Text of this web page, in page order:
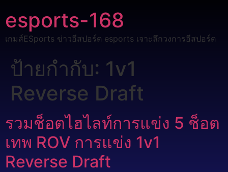
esports-168
เกมส์ESports ข่าวอีสปอร์ต esports เจาะลึกวงการอีสปอร์ต
ป้ายกำกับ: 1v1
Reverse Draft
รวมช็อตไฮไลท์การแข่ง 5 ช็อต
เทพ ROV การแข่ง 1v1
Reverse Draft